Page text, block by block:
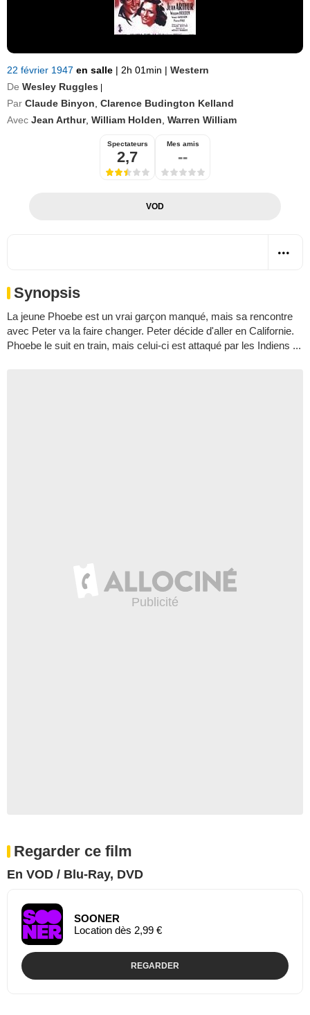
22 février 1947 en salle | 2h 01min | Western
De Wesley Ruggles
Par Claude Binyon Clarence Budington Kelland
Avec Jean Arthur, William Holden Warren William
Spectateurs
2,7
Mes amis
--
VOD
Synopsis
La jeune Phoebe est un vrai garçon manqué, mais sa rencontre
avec Peter va la faire changer. Peter décide d'aller en Californie.
Phoebe le suit en train, mais celui-ci est attaqué par les Indiens ...
Regarder ce film
En VOD / Blu-Ray, DVD
SOONER
Location dès 2,99 €
REGARDER